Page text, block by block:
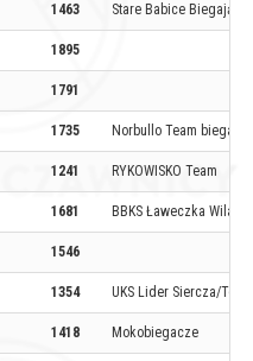
1463 Stare Babice Biegają /
1895
1791
1735 Norbullo Team biega
1241 RYKOWISKO Team
1681 BBKS Ławeczka
1546
1354 UKS Lider Siercza/
1418 Mokobiegacze